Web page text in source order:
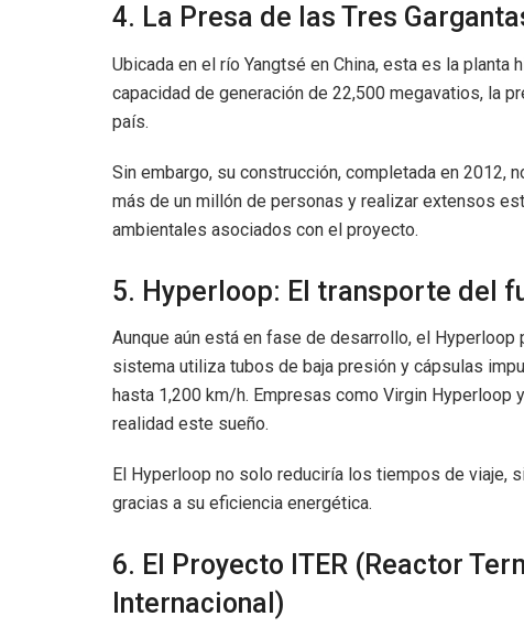
4. La Presa de las Tres
Ubicada en el río Yangtsé en China, esta es la planta
capacidad de generación de 22,500 megavatios, la
país.
Sin embargo, su construcción, completada en 2012,
más de un millón de personas y realizar extensos
ambientales asociados con el proyecto.
5. Hyperloop: El transporte del
Aunque aún está en fase de desarrollo, el
sistema utiliza tubos de baja presión y cápsulas
hasta 1,200 km/h. Empresas como Virgin
realidad este sueño.
El Hyperloop no solo reduciría los tiempos de viaje,
gracias a su eficiencia energética.
6. El Proyecto ITER (Reactor
Internacional)